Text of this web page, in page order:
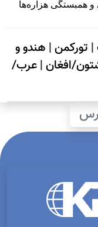
همبستگی هزاره‌ها
| تورکمن| هندو و
افغان|عرب/